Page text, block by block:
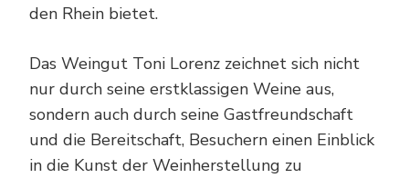
den Rhein bietet.
Das Weingut Toni Lorenz zeichnet sich nicht
nur durch seine erstklassigen Weine aus,
sondern auch durch seine Gastfreundschaft
und die Bereitschaft, Besuchern einen Einblick
in die Kunst der Weinherstellung zu